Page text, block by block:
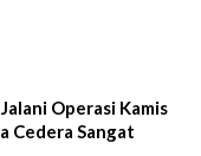
Operasi Kamis
Cedera Sangat